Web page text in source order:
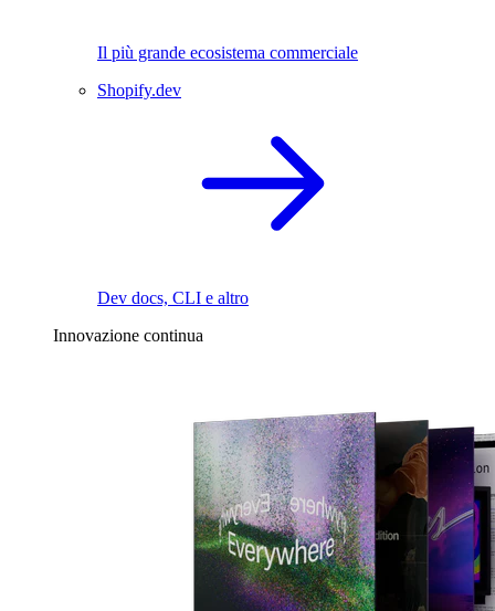
Il più grande ecosistema commerciale
Shopify.dev
Dev docs, CLI e altro
Innovazione continua